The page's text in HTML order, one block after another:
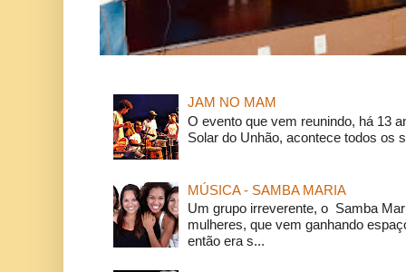
JAM NO MAM
O evento que vem reunindo, há 13
Solar do Unhão, acontece todos os
MÚSICA - SAMBA MARIA
Um grupo irreverente, o Samba
mulheres, que vem ganhando
então era s...